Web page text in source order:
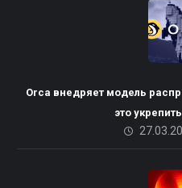
Orca внедряет модель
это